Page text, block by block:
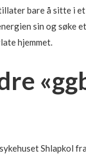
bare å sitte i
sin og
hjemmet.
Shlapkol